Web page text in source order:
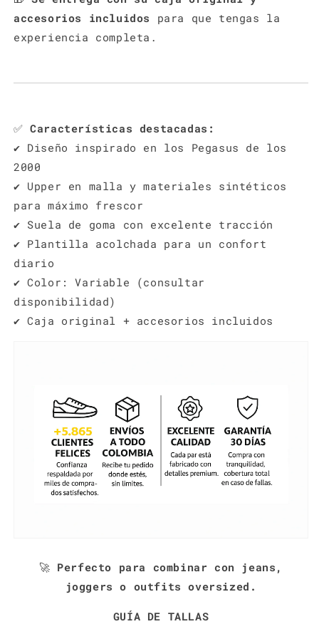
accesorios incluidos
para que tengas la
experiencia completa.
✅Características destacadas:
✔️ Diseño inspirado en los Pegasus de los
2000
✔️ Upper en malla y materiales sintéticos
para máximo frescor
✔️ Suela de goma con excelente tracción
✔️ Plantilla acolchada para un confort
diario
✔️ Color: Variable (consultar
disponibilidad)
✔️ Caja original + accesorios incluidos
🚀 Perfecto para combinar con jeans,
joggers o outfits oversized.
GUÍA DE TALLAS